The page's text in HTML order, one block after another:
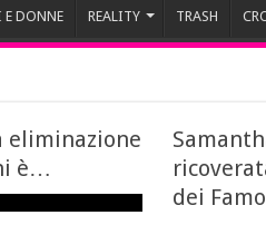
DONNE REALITY TRASH
eliminazione
è…
dei